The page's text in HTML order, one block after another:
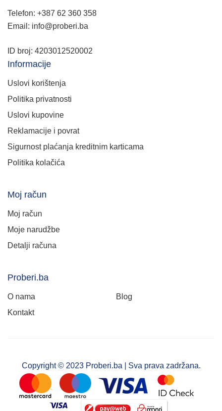
Telefon: +387 62 360 358
Email: info@proberi.ba
ID broj: 4203012520002
Informacije
Uslovi korištenja
Politika privatnosti
Uslovi kupovine
Reklamacije i povrat
Sigurnost plaćanja kreditnim karticama
Politika kolačića
Moj račun
Moj račun
Moje narudžbe
Detalji računa
Proberi.ba
O nama
Blog
Kontakt
Copyright © 2023 Proberi.ba | Sva prava zadržana.